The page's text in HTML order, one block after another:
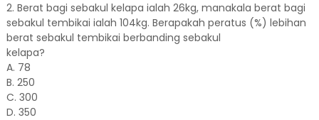
2. Berat bagi sebakul kelapa ialah 26kg, manakala berat bagi
sebakul tembikai ialah 104kg. Berapakah peratus (%) lebihan
berat sebakul tembikai berbanding sebakul
kelapa?
A. 78
B. 250
C. 300
D. 350